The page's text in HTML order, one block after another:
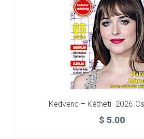
Kedvenc – Kétheti -2026-
$ 5.00